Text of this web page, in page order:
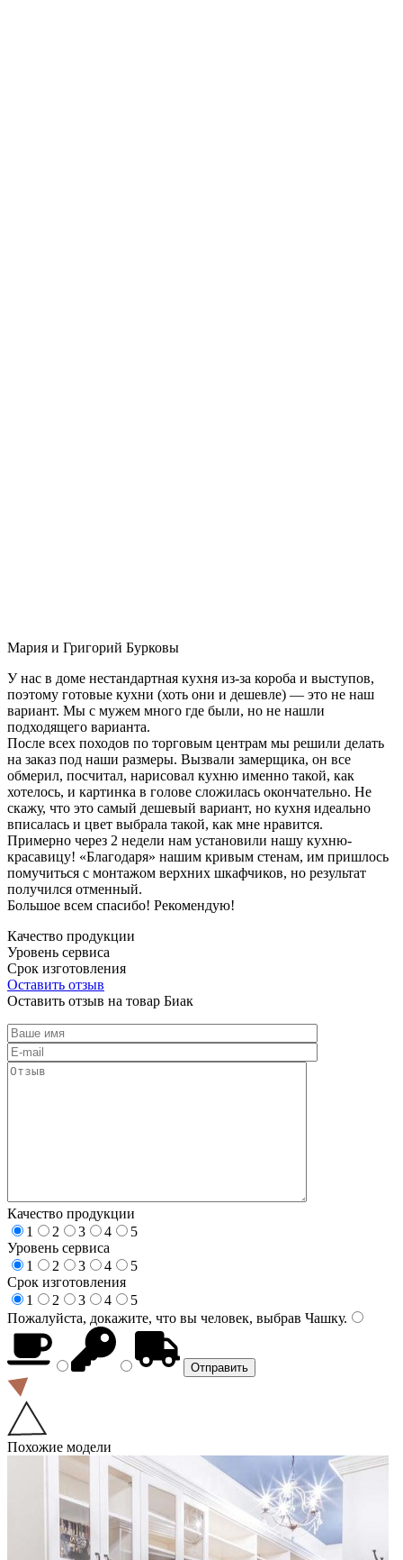
Мария и Григорий Бурковы
У нас в доме нестандартная кухня из-за короба и выступов,
поэтому готовые кухни (хоть они и дешевле) — это не наш
вариант. Мы с мужем много где были, но не нашли
подходящего варианта.
После всех походов по торговым центрам мы решили делать
на заказ под наши размеры. Вызвали замерщика, он все
обмерил, посчитал, нарисовал кухню именно такой, как
хотелось, и картинка в голове сложилась окончательно. Не
скажу, что это самый дешевый вариант, но кухня идеально
вписалась и цвет выбрала такой, как мне нравится.
Примерно через 2 недели нам установили нашу кухню-
красавицу! «Благодаря» нашим кривым стенам, им пришлось
помучиться с монтажом верхних шкафчиков, но результат
получился отменный.
Большое всем спасибо! Рекомендую!
Качество продукции
Уровень сервиса
Срок изготовления
Оставить отзыв
Оставить отзыв на товар Биак
Качество продукции
1
2 3 4
5
Уровень сервиса
1
2 3 4
5
Срок изготовления
1
2 3 4
5
Пожалуйста, докажите, что вы человек, выбрав Чашку.
Похожие модели